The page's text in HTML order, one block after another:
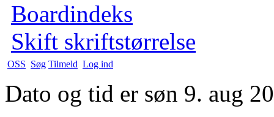
Boardindeks
Skift skriftstørrelse
OSS Søg Tilmeld Log ind
Dato og tid er søn 9. aug